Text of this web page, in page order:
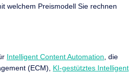
welchem Preismodell Sie rechnen
Intelligent Content Automation , die
(ECM), KI-gestütztes Intelligent